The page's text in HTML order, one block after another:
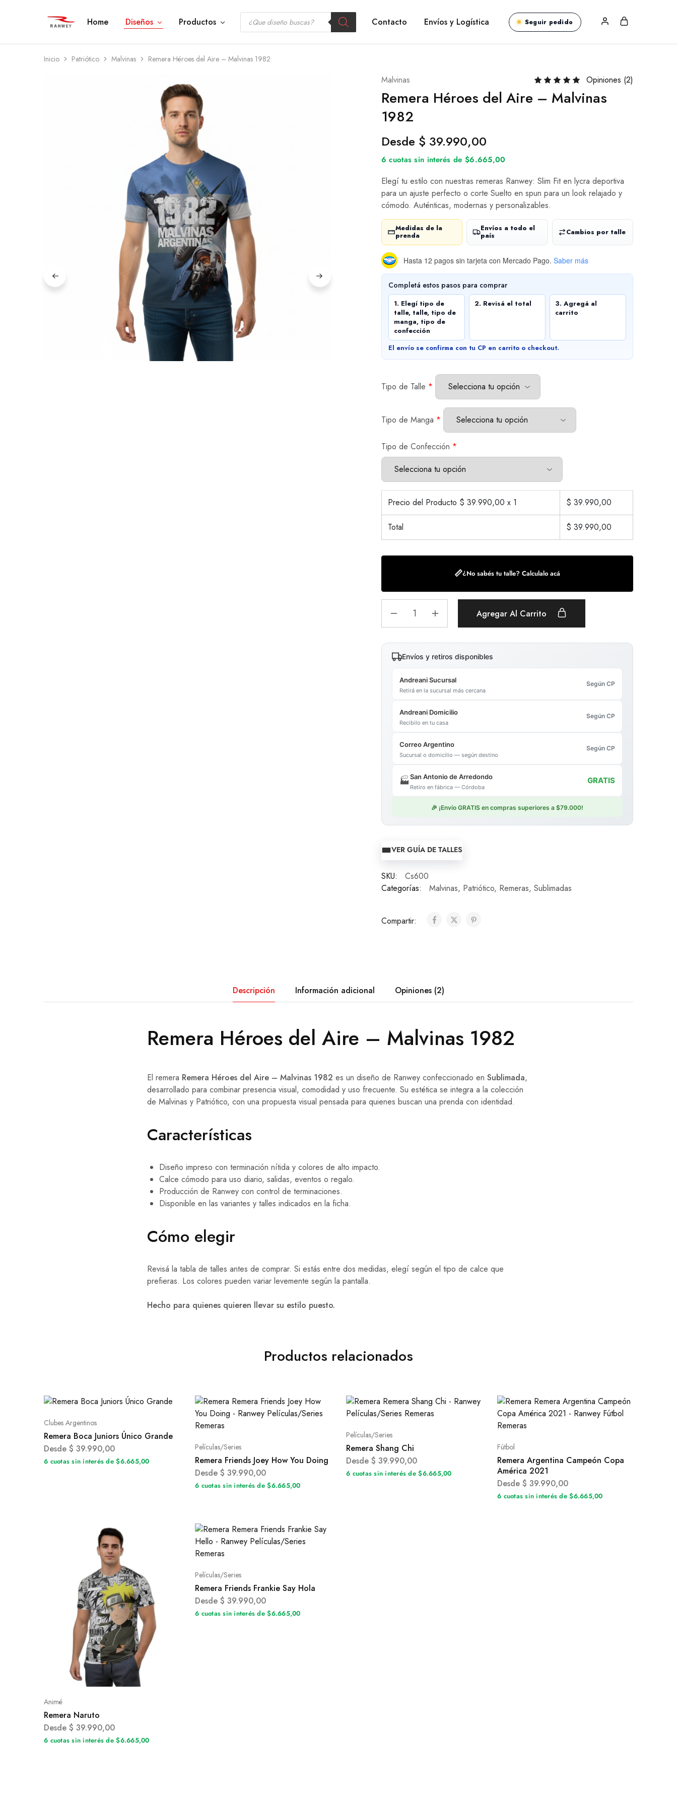
Ranwey
Tu
Tu
Diseño
Tu
Tu
—
Remeras,
Home Diseños Productos Contacto Envíos y Logística Seguir pedido
Inicio Patriótico Malvinas Remera Héroes del Aire – Malvinas 1982
Malvinas Opiniones (2)
Remera Héroes del Aire – Malvinas
1982
Desde $ 39.990,00
6 cuotas sin interés de $6.665,00
Elegí tu estilo con nuestras remeras Ranwey: Slim Fit en lycra deportiva
para un ajuste perfecto o corte Suelto en spun para un look relajado y
cómodo. Auténticas, modernas y personalizables.
Medidas de la
prenda
Envíos a todo el
país
Cambios por talle
Hasta 12 pagos sin tarjeta con Mercado Pago. Saber más
Completá estos pasos para comprar
1. Elegí tipo de
talle, talle, tipo de
manga, tipo de
confección
2. Revisá el total
3. Agregá al
carrito
El envío se confirma con tu CP en carrito o checkout.
Tipo de Talle *
Tipo de Manga *
Tipo de Confección *
Precio del Producto $ 39.990,00 x 1 $ 39.990,00
Total $ 39.990,00
📏¿No sabés tu talle? Calculalo acá
Agregar Al Carrito
Envíos y retiros disponibles
Andreani Sucursal
Retirá en la sucursal más cercana
Según CP
Andreani Domicilio
Recibilo en tu casa
Según CP
Correo Argentino
Sucursal o domicilio — según destino
Según CP
🏭San Antonio de Arredondo
Retiro en fábrica — Córdoba
GRATIS
🎉 ¡Envío GRATIS en compras superiores a $79.000!
VER GUÍA DE TALLES
SKU:
Cs600
Categorías:
Malvinas, Patriótico, Remeras, Sublimadas
Compartir:
Descripción Información adicional Opiniones (2)
Remera Héroes del Aire – Malvinas 1982
El remera Remera Héroes del Aire – Malvinas 1982 es un diseño de Ranwey confeccionado en Sublimada,
desarrollado para combinar presencia visual, comodidad y uso frecuente. Su estética se integra a la colección
de Malvinas y Patriótico, con una propuesta visual pensada para quienes buscan una prenda con identidad.
Características
Diseño impreso con terminación nítida y colores de alto impacto.
Calce cómodo para uso diario, salidas, eventos o regalo.
Producción de Ranwey con control de terminaciones.
Disponible en las variantes y talles indicados en la ficha.
Cómo elegir
Revisá la tabla de talles antes de comprar. Si estás entre dos medidas, elegí según el tipo de calce que
prefieras. Los colores pueden variar levemente según la pantalla.
Hecho para quienes quieren llevar su estilo puesto.
Productos relacionados
Clubes Argentinos
Remera Boca Juniors Único Grande
Desde $ 39.990,00
6 cuotas sin interés de $6.665,00
Películas/Series
Remera Friends Joey How You Doing
Desde $ 39.990,00
6 cuotas sin interés de $6.665,00
Películas/Series
Remera Shang Chi
Desde $ 39.990,00
6 cuotas sin interés de $6.665,00
Fútbol
Remera Argentina Campeón Copa
América 2021
Desde $ 39.990,00
6 cuotas sin interés de $6.665,00
Animé
Remera Naruto
Desde $ 39.990,00
6 cuotas sin interés de $6.665,00
Películas/Series
Remera Friends Frankie Say Hola
Desde $ 39.990,00
6 cuotas sin interés de $6.665,00